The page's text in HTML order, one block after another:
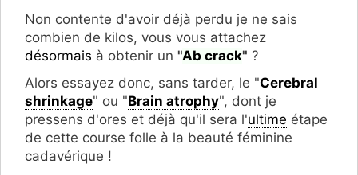
Non contente d'avoir déjà perdu je ne sais
combien de kilos, vous vous attachez
désormais à obtenir un "Ab crack" ?
Alors essayez donc, sans tarder, le "Cerebral
shrinkage" ou "Brain atrophy", dont je
pressens d'ores et déjà qu'il sera l'ultime étape
de cette course folle à la beauté féminine
cadavérique !